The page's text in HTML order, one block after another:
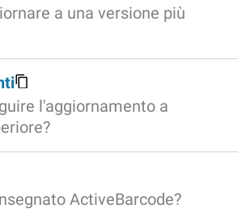
a una versione più
l'aggiornamento a
ActiveBarcode?